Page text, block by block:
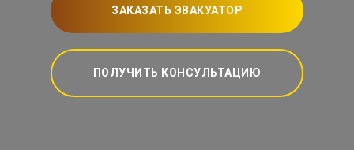
ЗАКАЗАТЬ ЭВАКУАТОР
ПОЛУЧИТЬ КОНСУЛЬТАЦИЮ